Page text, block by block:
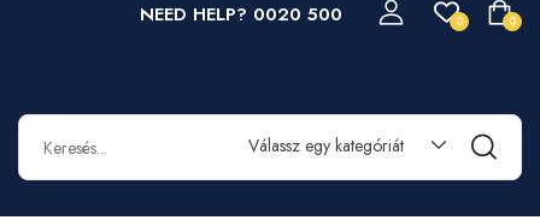
NEED HELP? 0020 500 0
0
Válassz egy kategóriát